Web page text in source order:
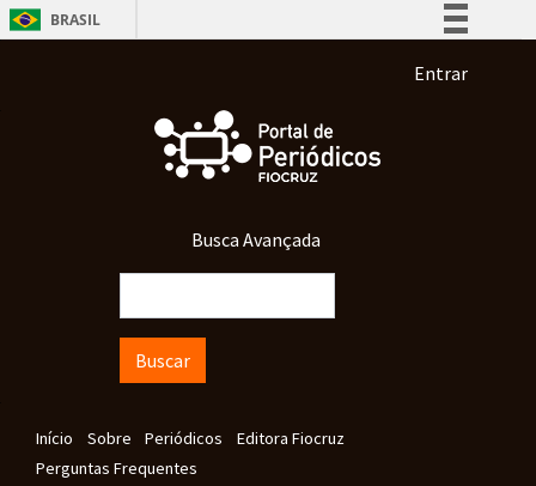
Pular para o conteúdo principal
BRASIL
Participe
Acesso à informação
Menu de
Entrar
Busca Avançada
Navegação principal
Início Sobre Periódicos
Editora Fiocruz
Perguntas Frequentes